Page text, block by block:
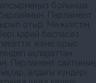
бойынша
Парламент
отыр. Мәжілістің
қарай баспасөз
және орыс
ақпараттан
Парламент сайтының
алдағы күндері